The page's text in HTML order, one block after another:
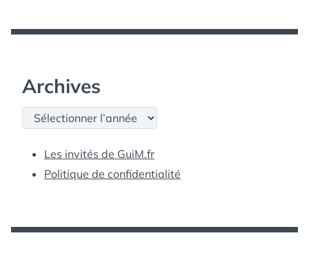
Archives
Archives
Les invités de GuiM.fr
Politique de confidentialité